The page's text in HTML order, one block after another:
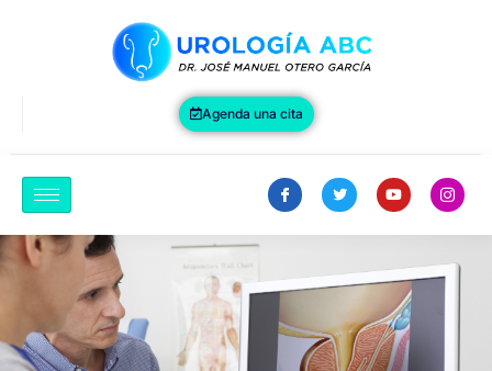
Agenda una cita